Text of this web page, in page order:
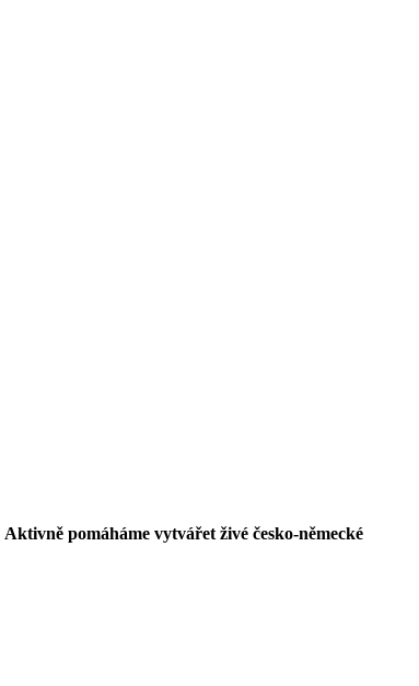
Aktivně pomáháme vytvářet živé česko-německé